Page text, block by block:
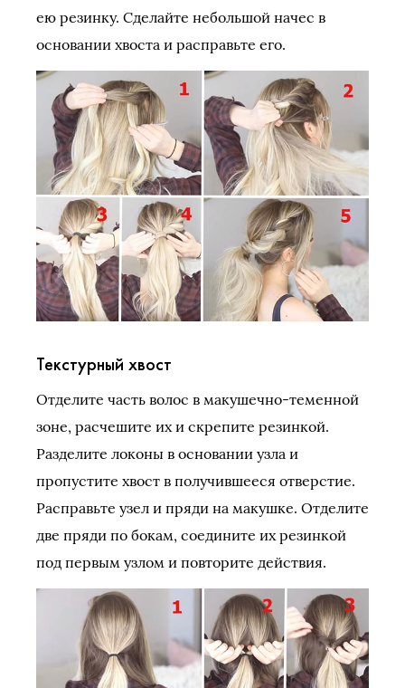
ею резинку. Сделайте небольшой начес в
основании хвоста и расправьте его.
Текстурный хвост
Отделите часть волос в макушечно-теменной
зоне, расчешите их и скрепите резинкой.
Разделите локоны в основании узла и
пропустите хвост в получившееся отверстие.
Расправьте узел и пряди на макушке. Отделите
две пряди по бокам, соедините их резинкой
под первым узлом и повторите действия.